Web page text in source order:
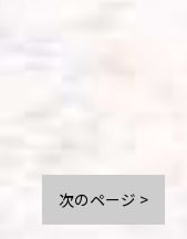
次のページ >